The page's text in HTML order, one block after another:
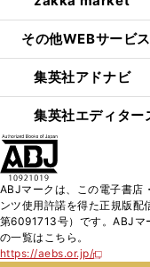
その他WEBサービス
集英社アドナビ
集英社エディター
ABJマークは、この電子書店
ンツ使用許諾を得た正規版配
第6091713号）です。ABJマ
の一覧はこちら。
https://aebs.or.jp/
新